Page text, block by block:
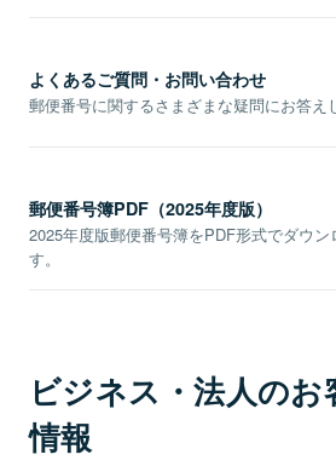
よくあるご質問・お問い合わせ
郵便番号に関するさまざまな疑問にお答え
郵便番号簿PDF（2025年度版）
2025年度版郵便番号簿をPDF形式でダウン
す。
ビジネス・法人のお
情報